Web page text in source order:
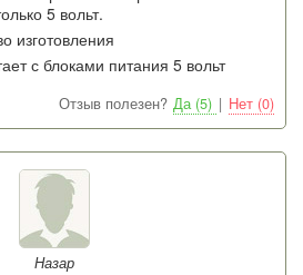
5 вольт.
изготовления
с блоками питания 5 вольт
Отзыв полезен? Да (5) | Нет (0)
Назар